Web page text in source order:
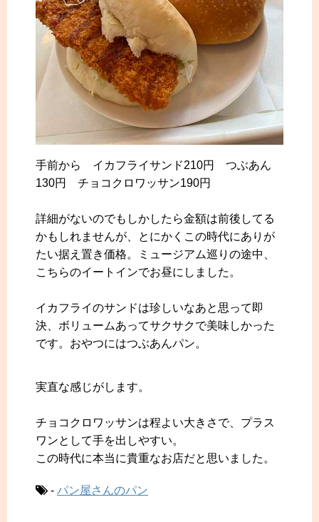
手前から イカフライサンド210円 つぶあん
130円 チョコクロワッサン190円
詳細がないのでもしかしたら金額は前後してる
かもしれませんが、とにかくこの時代にありが
たい据え置き価格。ミュージアム巡りの途中、
こちらのイートインでお昼にしました。
イカフライのサンドは珍しいなあと思って即
決、ボリュームあってサクサクで美味しかった
です。おやつにはつぶあんパン。
実直な感じがします。
チョコクロワッサンは程よい大きさで、プラス
ワンとして手を出しやすい。
この時代に本当に貴重なお店だと思いました。
- パン屋さんのパン